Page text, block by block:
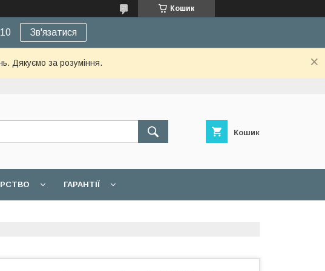
Кошик
Зв'язатися
Дякуємо за розуміння.
Кошик
ГАРАНТІЇ